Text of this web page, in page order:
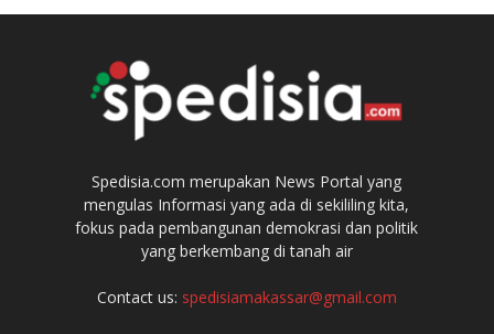
Spedisia.com merupakan News Portal yang
mengulas Informasi yang ada di sekililing kita,
fokus pada pembangunan demokrasi dan politik
yang berkembang di tanah air
Contact us: spedisiamakassar@gmail.com